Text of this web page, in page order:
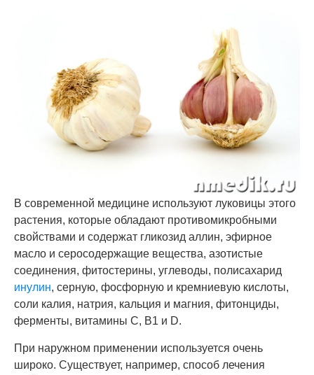
В современной медицине используют луковицы этого
растения, которые обладают противомикробными
свойствами и содержат гликозид аллин, эфирное
масло и серосодержащие вещества, азотистые
соединения, фитостерины, углеводы, полисахарид
инулин, серную, фосфорную и кремниевую кислоты,
соли калия, натрия, кальция и магния, фитонциды,
ферменты, витамины C, B1 и D.
При наружном применении используется очень
широко. Существует, например, способ лечения